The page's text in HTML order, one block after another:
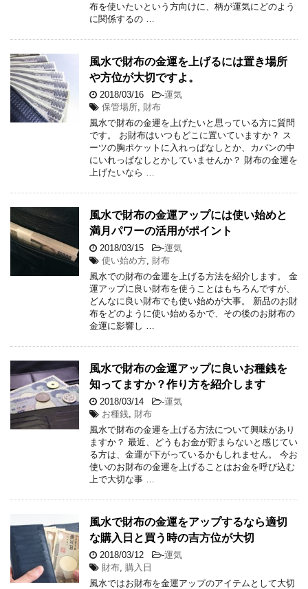
布を使いたいという方向けに、柄が運気にどのよう
に関係するの …
風水で財布の金運を上げるには置き場所
や方位が大切ですよ。
2018/03/16 -運気
保管場所 財布
風水で財布の金運を上げたいと思っている方に質問
です。 お財布はいつもどこに置いていますか？ ス
ーツの胸ポケットに入れっぱなしとか、カバンの中
にいれっぱなしとかしていませんか？ 財布の金運を
上げたいなら …
風水で財布の金運アップには使い始めと
満月パワーの活用がポイント
2018/03/15 -運気
使い始め方 財布
風水での財布の金運を上げる方法を紹介します。 金
運アップに良い財布を使うことはもちろんですが、
どんなに良い財布でも使い始めが大事。 新品のお財
布をどのように使い始めるかで、その後のお財布の
金運に影響し …
風水で財布の金運アップに良いお種銭を
知ってますか？作り方を紹介します
2018/03/14 -運気
お種銭
財布
風水で財布の金運を上げる方法について興味があり
ますか？ 最近、どうもお金が貯まらないと感じてい
る方は、金運が下がっているかもしれません。 今お
使いのお財布の金運を上げることはお金を呼び込む
上で大切な事 …
風水で財布の金運をアップするなら適切
な購入日と買う時の吉方位が大切
2018/03/12 -運気
財布 購入日
風水ではお財布を金運アップのアイテムとして大切